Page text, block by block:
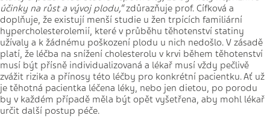
účinky na růst a vývoj plodu,“zdůrazňuje prof. Cífková a
doplňuje, že existují menší studie u žen trpících familiární
hypercholesterolemií, které v průběhu těhotenství statiny
užívaly a k žádnému poškození plodu u nich nedošlo. V zásadě
platí, že léčba na snížení cholesterolu v krvi během těhotenství
musí být přísně individualizovaná a lékař musí vždy pečlivě
zvážit rizika a přínosy této léčby pro konkrétní pacientku. Ať už
je těhotná pacientka léčena léky, nebo jen dietou, po porodu
by v každém případě měla být opět vyšetřena, aby mohl lékař
určit další postup péče.